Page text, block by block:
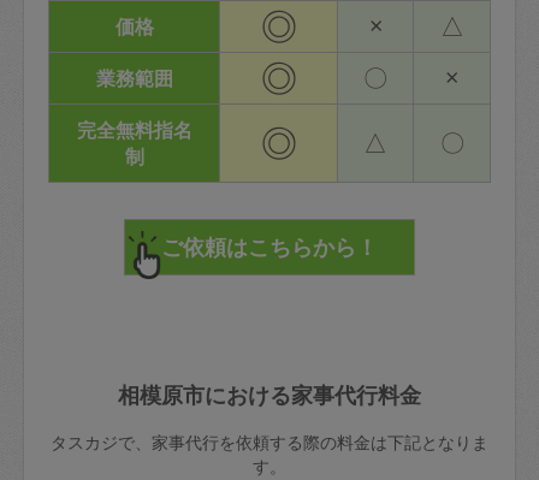
価格
◎ × △
業務範囲 ◎ 〇 ×
完全無料指名
制
◎ △ 〇
相模原市における家事代行料金
タスカジで、家事代行を依頼する際の料金は下記となりま
す。